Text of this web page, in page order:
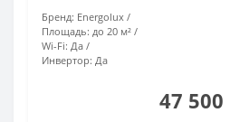
Бренд: Energolux
Площадь: до 20 м²
Wi-Fi: Да
Инвертор: Да
47 500